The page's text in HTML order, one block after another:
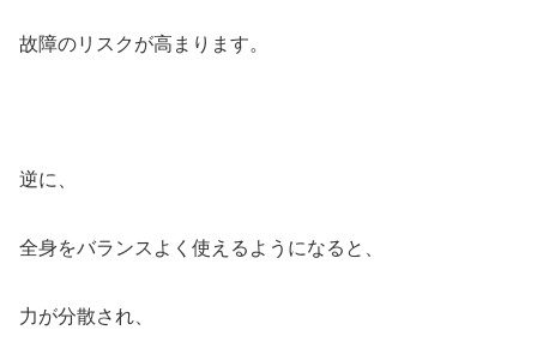
故障のリスクが高まります。
逆に、
全身をバランスよく使えるようになると、
力が分散され、